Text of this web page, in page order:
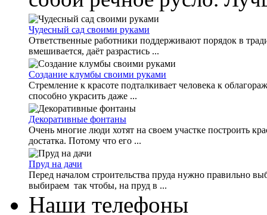
Чудесный сад своими руками
Ответственные работники поддерживают порядок в
вмешивается, даёт разрастись ...
Создание клумбы своими руками
Стремление к красоте подталкивает человека к
способно украсить даже ...
Декоративные фонтаны
Очень многие люди хотят на своем участке построить
достатка. Потому что его ...
Пруд на дачи
Перед началом строительства пруда нужно правильно
выбираем так чтобы, на пруд в ...
Наши телефоны